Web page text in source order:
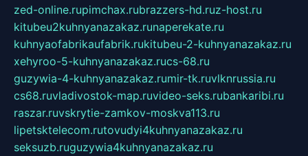
zed-online.rupimchax.rubrazzers-hd.ruz-host.ru
kitubeu2kuhnyanazakaz.runaperekate.ru
kuhnyaofabrikaufabrik.rukitubeu-2-kuhnyanazakaz.ru
xehyroo-5-kuhnyanazakaz.rucs-68.ru
guzywia-4-kuhnyanazakaz.rumir-tk.ruvlknrussia.ru
cs68.ruvladivostok-map.ruvideo-seks.rubankaribi.ru
raszar.ruvskrytie-zamkov-moskva113.ru
lipetsktelecom.rutovudyi4kuhnyanazakaz.ru
seksuzb.ruguzywia4kuhnyanazakaz.ru